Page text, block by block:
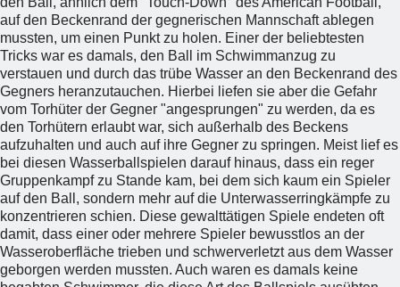
auf den Beckenrand der gegnerischen Mannschaft ablegen
mussten, um einen Punkt zu holen. Einer der beliebtesten
Tricks war es damals, den Ball im Schwimmanzug zu
verstauen und durch das trübe Wasser an den Beckenrand des
Gegners heranzutauchen. Hierbei liefen sie aber die Gefahr
vom Torhüter der Gegner "angesprungen" zu werden, da es
den Torhütern erlaubt war, sich außerhalb des Beckens
aufzuhalten und auch auf ihre Gegner zu springen. Meist lief es
bei diesen Wasserballspielen darauf hinaus, dass ein reger
Gruppenkampf zu Stande kam, bei dem sich kaum ein Spieler
auf den Ball, sondern mehr auf die Unterwasserringkämpfe zu
konzentrieren schien. Diese gewalttätigen Spiele endeten oft
damit, dass einer oder mehrere Spieler bewusstlos an der
Wasseroberfläche trieben und schwerverletzt aus dem Wasser
geborgen werden mussten. Auch waren es damals keine